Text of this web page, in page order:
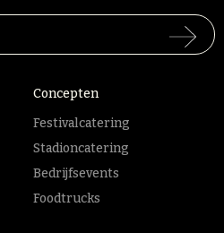
Concepten
Festivalcatering
Stadioncatering
Bedrijfsevents
Foodtrucks